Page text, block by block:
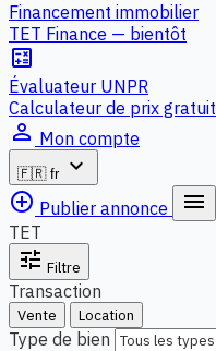
Financement immobilier
TET Finance — bientôt
calculate
Évaluateur UNPR
Calculateur de prix gratuit
person_outline Mon compte
🇫🇷 fr
expand_more
add_circle_outline Publier annonce menu
TET
tune Filtre
Transaction
Vente Location
Type de bien